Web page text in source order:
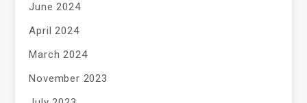
June 2024
April 2024
March 2024
November 2023